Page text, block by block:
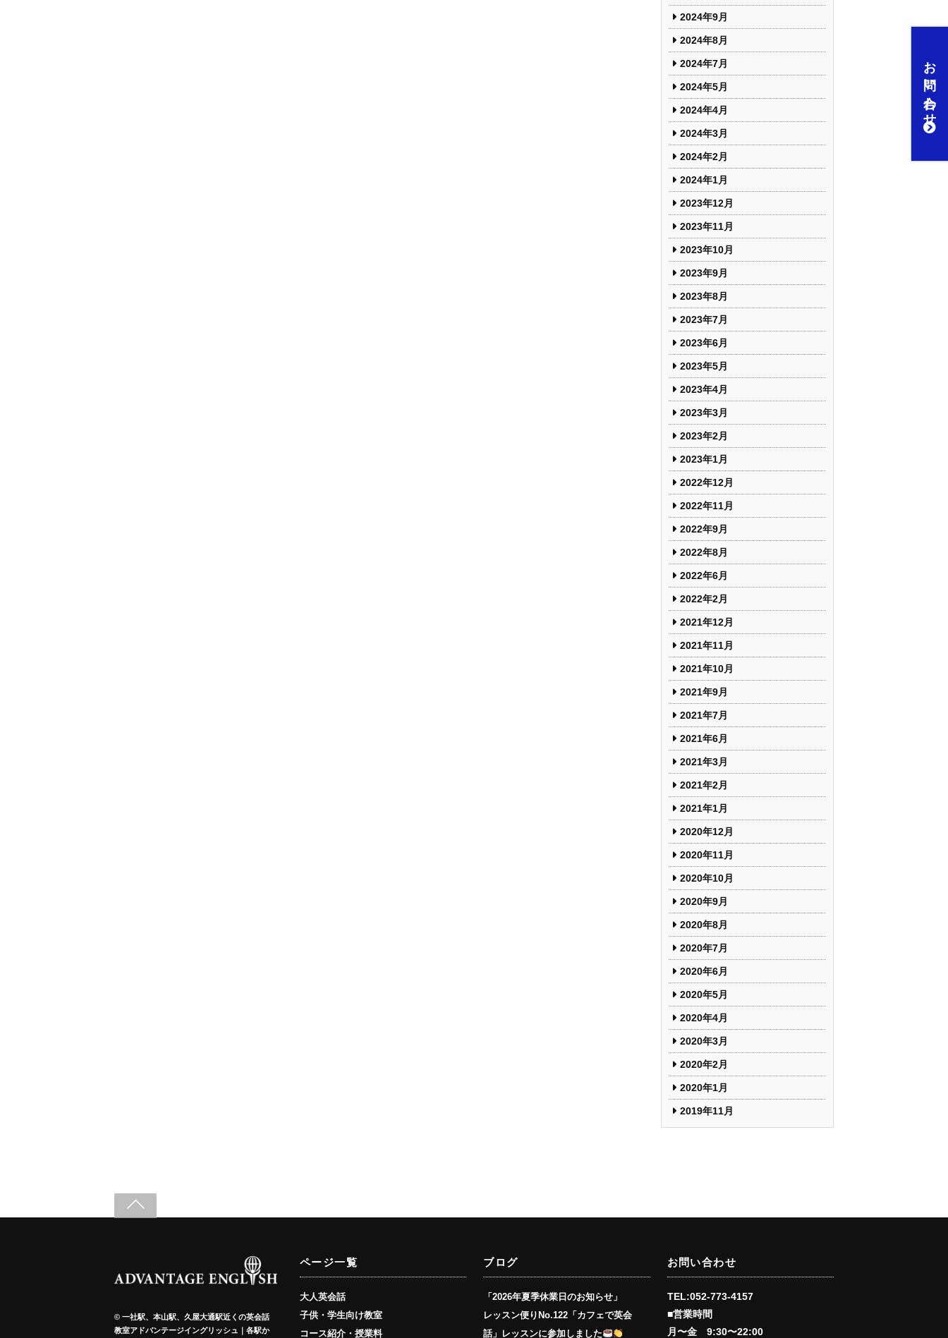
お問い合わせ
2024年9月
2024年8月
2024年7月
2024年5月
2024年4月
2024年3月
2024年2月
2024年1月
2023年12月
2023年11月
2023年10月
2023年9月
2023年8月
2023年7月
2023年6月
2023年5月
2023年4月
2023年3月
2023年2月
2023年1月
2022年12月
2022年11月
2022年9月
2022年8月
2022年6月
2022年2月
2021年12月
2021年11月
2021年10月
2021年9月
2021年7月
2021年6月
2021年3月
2021年2月
2021年1月
2020年12月
2020年11月
2020年10月
2020年9月
2020年8月
2020年7月
2020年6月
2020年5月
2020年4月
2020年3月
2020年2月
2020年1月
2019年11月
© 一社駅、本山駅、久屋大通駅近くの英会話
教室アドバンテージイングリッシュ｜各駅か
ページ一覧
大人英会話
子供・学生向け教室
コース紹介・授業料
ブログ
「2026年夏季休業日のお知らせ」
レッスン便りNo.122「カフェで英会
話」レッスンに参加しました
お問い合わせ
TEL:052-773-4157
■営業時間
月〜金 9:30〜22:00